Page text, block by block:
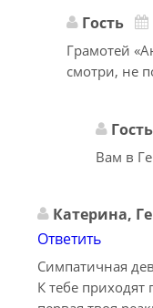
Гость
Грамотей
смотри, не
Гость
Вам в
Катерина,
Ответить
Симпатичная
К тебе